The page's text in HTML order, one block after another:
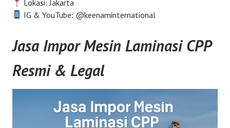
Lokasi: Jakarta
IG & YouTube: @keenaminternational
Jasa Impor Mesin Laminasi CPP
Resmi & Legal